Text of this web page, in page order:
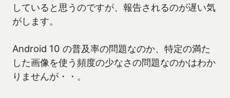
していると思うのですが、報告されるのが遅い気
がします。
Android 10 の普及率の問題なのか、特定の満た
した画像を使う頻度の少なさの問題なのかはわか
りませんが・・。